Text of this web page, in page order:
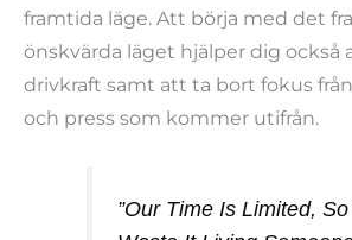
framtida läge. Att börja med det
önskvärda läget hjälper dig också
drivkraft samt att ta bort fokus
och press som kommer utifrån.
”Our Time Is Limited, So